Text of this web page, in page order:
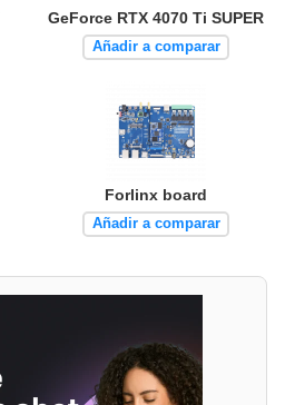
GeForce RTX 4070 Ti SUPER
Añadir a comparar
Forlinx board
Añadir a comparar